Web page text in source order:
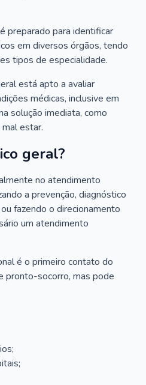
preparado para identificar
em diversos órgãos, tendo
tipos de especialidade.
está apto a avaliar
médicas, inclusive em
solução imediata, como
estar.
geral?
no atendimento
a prevenção, diagnóstico
fazendo o direcionamento
um atendimento
é o primeiro contato do
pronto-socorro, mas pode